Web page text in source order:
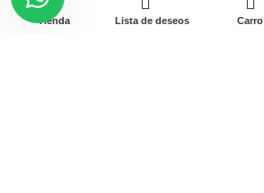
Tienda Lista de deseos Carro